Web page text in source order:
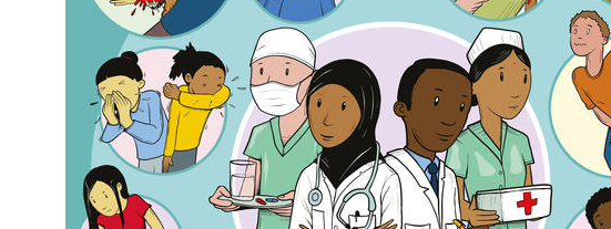
cualquier pregunta, comentario o queja, contáctenos a través
dirección de correo electrónico arriba indicada.
Podemos ajustar nuestra política en ciertos momentos.
los términos modificados lo más claramente posible; entrarán
desde el momento en que se hayan anunciado. En caso de
importantes, le informaremos personalmente tanto como sea